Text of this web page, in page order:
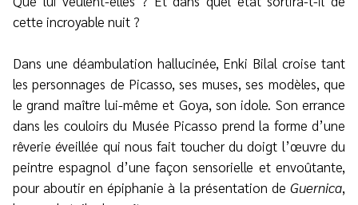
cette incroyable nuit ?
Dans une déambulation hallucinée, Enki Bilal croise tant
les personnages de Picasso, ses muses, ses modèles, que
le grand maître lui-même et Goya, son idole. Son errance
dans les couloirs du Musée Picasso prend la forme d’une
rêverie éveillée qui nous fait toucher du doigt l’œuvre du
peintre espagnol d’une façon sensorielle et envoûtante,
pour aboutir en épiphanie à la présentation de Guernica,